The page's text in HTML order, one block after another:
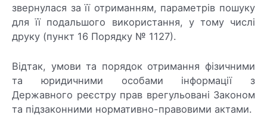
звернулася за її отриманням, параметрів пошуку
для її подальшого використання, у тому числі
друку (пункт 16 Порядку № 1127).
Відтак, умови та порядок отримання фізичними
та юридичними особами інформації з
Державного реєстру прав врегульовані Законом
та підзаконними нормативно-правовими актами.